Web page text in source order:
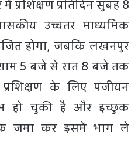
प्रशिक्षण प्रतिदिन सुबह 8
उच्चतर माध्यमिक
होगा, जबकि लखनपुर
5 बजे से रात 8 बजे तक
प्रशिक्षण के लिए पंजीयन
हो चुकी है और इच्छुक
जमा कर इसमें भाग ले